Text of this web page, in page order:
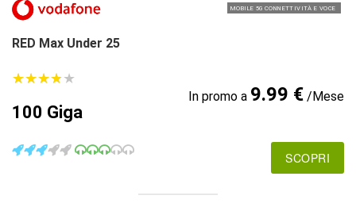
MOBILE 5G CONNETTIVITÀ E VOCE
RED Max Under 25
★★★★★
★★★★★
100 Giga
In promo a 9.99 €/Mese
SCOPRI